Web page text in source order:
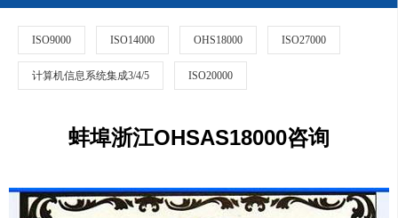
ISO9000 ISO14000 OHS18000 ISO27000
计算机信息系统集成3/4/5 ISO20000
蚌埠浙江OHSAS18000咨询